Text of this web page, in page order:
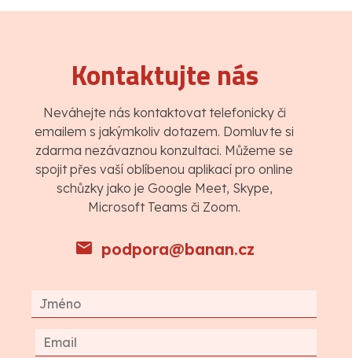
Kontaktujte nás
Neváhejte nás kontaktovat telefonicky či
emailem s jakýmkoliv dotazem. Domluvte si
zdarma nezávaznou konzultaci. Můžeme se
spojit přes vaší oblíbenou aplikací pro online
schůzky jako je Google Meet, Skype,
Microsoft Teams či Zoom.
podpora@banan.cz